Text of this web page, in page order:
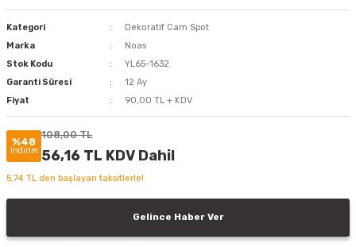
Kategori
Dekoratif Cam Spot
Marka
Noas
Stok Kodu
YL65-1632
Garanti Süresi
12 Ay
Fiyat
90,00 TL + KDV
%48
indirim
108,00 TL
56,16 TL KDV Dahil
5,74 TL den başlayan taksitlerle!
Gelince Haber Ver